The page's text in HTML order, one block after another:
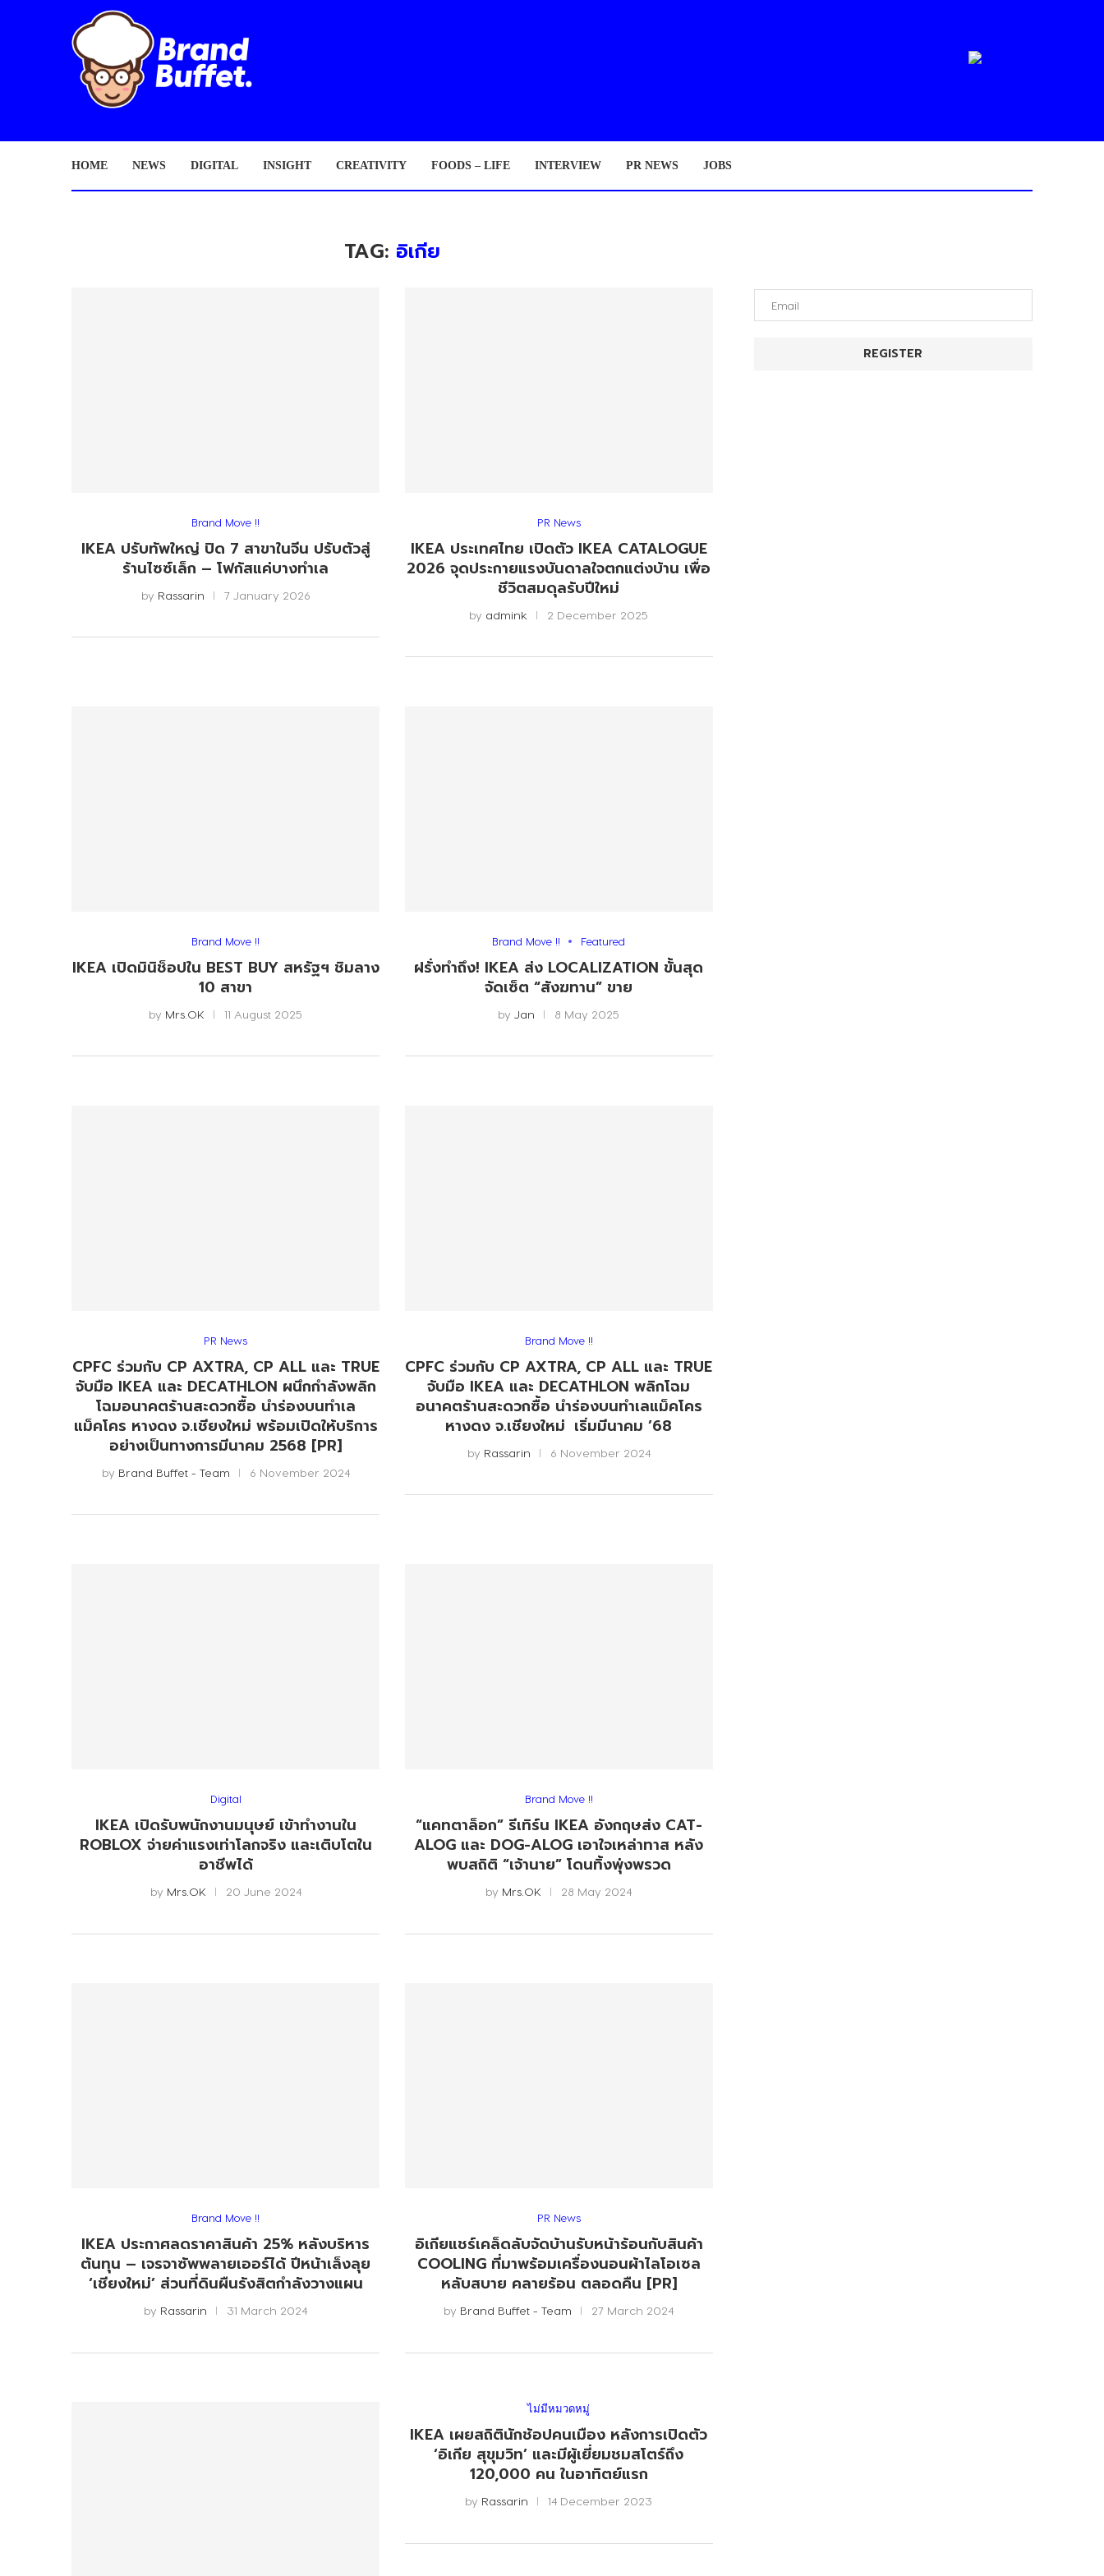
HOME NEWS DIGITAL INSIGHT CREATIVITY FOODS – LIFE INTERVIEW PR NEWS JOBS
TAG: อิเกีย
Brand Move !!
IKEA ปรับทัพใหญ่ ปิด 7 สาขาในจีน ปรับตัวสู่
ร้านไซซ์เล็ก – โฟกัสแค่บางทำเล
by Rassarin 7 January 2026
PR News
IKEA ประเทศไทย เปิดตัว IKEA CATALOGUE
2026 จุดประกายแรงบันดาลใจตกแต่งบ้าน เพื่อ
ชีวิตสมดุลรับปีใหม่
by admink 2 December 2025
Brand Move !!
IKEA เปิดมินิช็อปใน BEST BUY สหรัฐฯ ชิมลาง
10 สาขา
by Mrs.OK 11 August 2025
Brand Move !! Featured
ฝรั่งทำถึง! IKEA ส่ง LOCALIZATION ขั้นสุด
จัดเซ็ต “สังฆทาน” ขาย
byJan 8 May 2025
PR News
CPFC ร่วมกับ CP AXTRA, CP ALL และ TRUE
จับมือ IKEA และ DECATHLON ผนึกกำลังพลิก
โฉมอนาคตร้านสะดวกซื้อ นำร่องบนทำเล
แม็คโคร หางดง จ.เชียงใหม่ พร้อมเปิดให้บริการ
อย่างเป็นทางการมีนาคม 2568 [PR]
by Brand Buffet - Team 6 November 2024
Brand Move !!
CPFC ร่วมกับ CP AXTRA, CP ALL และ TRUE
จับมือ IKEA และ DECATHLON พลิกโฉม
อนาคตร้านสะดวกซื้อ นำร่องบนทำเลแม็คโคร
หางดง จ.เชียงใหม่ เริ่มมีนาคม ’68
by Rassarin 6 November 2024
Digital
IKEA เปิดรับพนักงานมนุษย์ เข้าทำงานใน
ROBLOX จ่ายค่าแรงเท่าโลกจริง และเติบโตใน
อาชีพได้
by Mrs.OK 20 June 2024
Brand Move !!
“แคทตาล็อก” รีเทิร์น IKEA อังกฤษส่ง CAT-
ALOG และ DOG-ALOG เอาใจเหล่าทาส หลัง
พบสถิติ “เจ้านาย” โดนทิ้งพุ่งพรวด
by Mrs.OK 28 May 2024
Brand Move !!
IKEA ประกาศลดราคาสินค้า 25% หลังบริหาร
ต้นทุน – เจรจาซัพพลายเออร์ได้ ปีหน้าเล็งลุย
‘เชียงใหม่’ ส่วนที่ดินผืนรังสิตกำลังวางแผน
by Rassarin 31 March 2024
PR News
อิเกียแชร์เคล็ดลับจัดบ้านรับหน้าร้อนกับสินค้า
COOLING ที่มาพร้อมเครื่องนอนผ้าไลโอเซล
หลับสบาย คลายร้อน ตลอดคืน [PR]
by Brand Buffet - Team 27 March 2024
ไม่มีหมวดหมู่
IKEA เผยสถิตินักช้อปคนเมือง หลังการเปิดตัว
‘อิเกีย สุขุมวิท’ และมีผู้เยี่ยมชมสโตร์ถึง
120,000 คน ในอาทิตย์แรก
by Rassarin 14 December 2023